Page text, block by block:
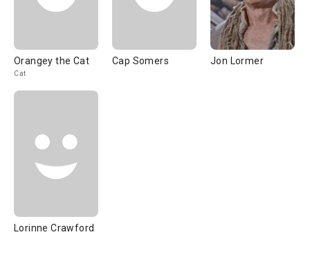
Orangey the Cat
Cat
Cap Somers Jon Lormer
Lorinne Crawford